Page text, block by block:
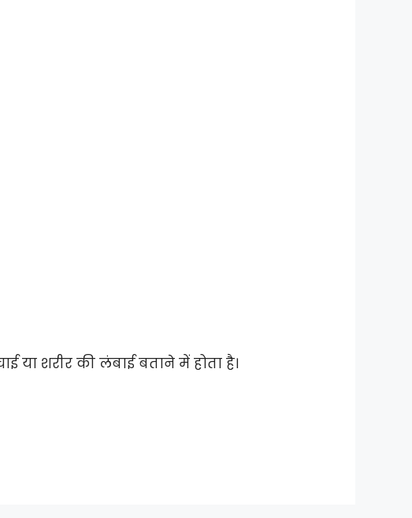
या शरीर की लंबाई बताने में होता है।